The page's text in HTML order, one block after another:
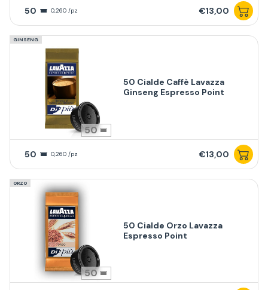
50 0,260 /pz €13,00
GINSENG
50
50 Cialde Caffè Lavazza
Ginseng Espresso Point
50 0,260 /pz €13,00
ORZO
50
50 Cialde Orzo Lavazza
Espresso Point